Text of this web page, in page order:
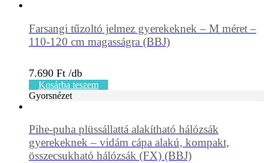
Farsangi tűzoltó jelmez gyerekeknek – M méret –
110-120 cm magasságra (BBJ)
7.690 Ft
Kosárba teszem
Gyorsnézet
Pihe-puha plüssállattá alakítható hálózsák
gyerekeknek – vidám cápa alakú, kompakt,
összecsukható hálózsák (FX) (BBJ)